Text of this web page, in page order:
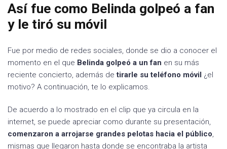
Así fue como Belinda golpeó a fan
y le tiró su móvil
Fue por medio de redes sociales, donde se dio a conocer el
momento en el que Belinda golpeó a un fan en su más
reciente concierto, además detirarle su teléfono móvil ¿el
motivo? A continuación, te lo explicamos.
De acuerdo a lo mostrado en el clip que ya circula en la
internet, se puede apreciar como durante su presentación,
comenzaron a arrojarse grandes pelotas hacia el público,
mismas que llegaron hasta donde se encontraba la artista